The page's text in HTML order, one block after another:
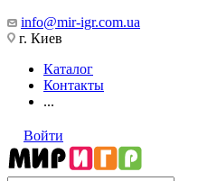
info@mir-igr.com.ua
г. Киев
Каталог
Контакты
...
Войти